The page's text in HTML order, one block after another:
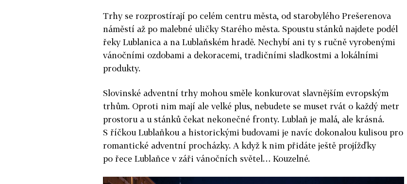
Trhy se rozprostírají po celém centru města, od starobylého Prešerenova
náměstí až po malebné uličky Starého města. Spoustu stánků najdete podél
řeky Lublanica a na Lublaňském hradě. Nechybí ani ty s ručně vyrobenými
vánočními ozdobami a dekoracemi, tradičními sladkostmi a lokálními
produkty.
Slovinské adventní trhy mohou směle konkurovat slavnějším evropským
trhům. Oproti nim mají ale velké plus, nebudete se muset rvát o každý metr
prostoru a u stánků čekat nekonečné fronty. Lublaň je malá, ale krásná.
S říčkou Lublaňkou a historickými budovami je navíc dokonalou kulisou pro
romantické adventní procházky. A když k nim přidáte ještě projížďky
po řece Lublaňce v záři vánočních světel… Kouzelné.